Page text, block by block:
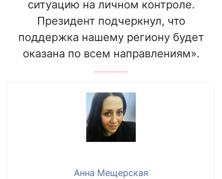
ситуацию на личном контроле.
Президент подчеркнул, что
поддержка нашему региону будет
оказана по всем направлениям».
Анна Мещерская